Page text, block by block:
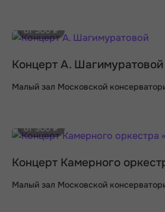
от 300 ₽
Концерт А. Шагимуратовой
Малый зал Московской
от 300 ₽
Концерт Камерного
Малый зал Московской